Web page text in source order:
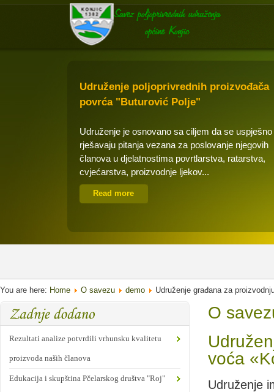
Udruženje poljoprivrednih proizvođača
povrća "Buturović Polje"
Udruženje je osnovano sa ciljem da se uspješno
rješavaju pitanja vezana za poslovanje njegovih
članova u djelatnostima povrtlarstva, ratarstva,
cvjećarstva, proizvodnje ljekov...
Read more
You are here: Home O savezu demo Udruženje građana za
Rezultati analize potvrdili vrhunsku kvalitetu
proizvoda naših članova
Edukacija i skupština Pčelarskog društva "Roj"
O
voća
Udruženje